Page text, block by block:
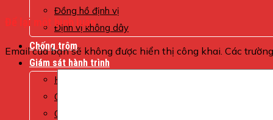
Đồng hồ định vị
Định vị không dây
Chống trộm
Giám sát hành trình
Hộp đen
Camera Hành Trình
Camera Yoosee
Để lại một bình luận
Email của bạn sẽ không được hiển thị công khai. Các